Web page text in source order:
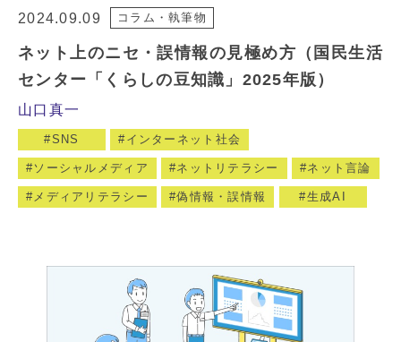
2024.09.09 コラム・執筆物
ネット上のニセ・誤情報の見極め方（国民生活
センター「くらしの豆知識」2025年版）
山口真一
SNS インターネット社会
ソーシャルメディア ネットリテラシー ネット言論
メディアリテラシー 偽情報・誤情報 生成AI